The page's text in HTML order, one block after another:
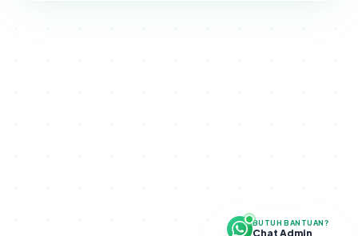
BUTUH BANTUAN?
Chat Admin